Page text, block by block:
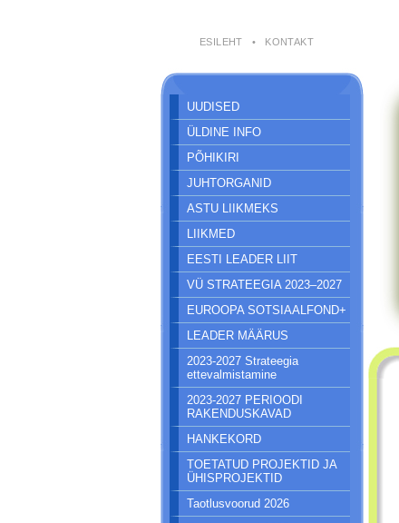
ESILEHT • KONTAKT
UUDISED
ÜLDINE INFO
PÕHIKIRI
JUHTORGANID
ASTU LIIKMEKS
LIIKMED
EESTI LEADER LIIT
VÜ STRATEEGIA 2023–2027
EUROOPA SOTSIAALFOND+
LEADER MÄÄRUS
2023-2027 Strateegia
ettevalmistamine
2023-2027 PERIOODI
RAKENDUSKAVAD
HANKEKORD
TOETATUD PROJEKTID JA
ÜHISPROJEKTID
Taotlusvoorud 2026